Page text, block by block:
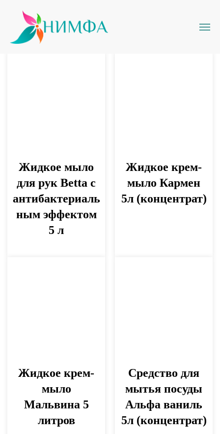
Жидкое мыло
для рук Betta с
антибактериаль
ным эффектом
5 л
Жидкое крем-
мыло Кармен
5л (концентрат)
Жидкое крем-
мыло
Мальвина 5
литров
Средство для
мытья посуды
Альфа ваниль
5л (концентрат)